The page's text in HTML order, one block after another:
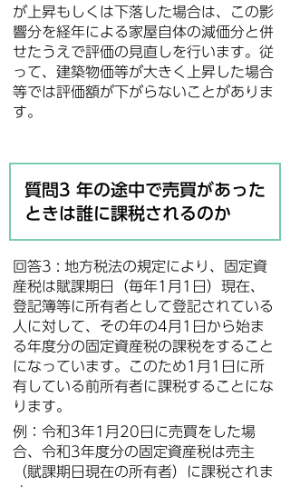
が上昇もしくは下落した場合は、この影
響分を経年による家屋自体の減価分と併
せたうえで評価の見直しを行います。従
って、建築物価等が大きく上昇した場合
等では評価額が下がらないことがありま
す。
質問3 年の途中で売買があった
ときは誰に課税されるのか
回答3 : 地方税法の規定により、固定資
産税は賦課期日（毎年1月1日）現在、
登記簿等に所有者として登記されている
人に対して、その年の4月1日から始ま
る年度分の固定資産税の課税をすること
になっています。このため1月1日に所
有している前所有者に課税することにな
ります。
例：令和3年1月20日に売買をした場
合、令和3年度分の固定資産税は売主
（賦課期日現在の所有者）に課税されま